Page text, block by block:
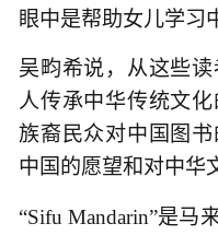
眼中是帮助女儿学习
吴畇希说，从这些
人传承中华传统文
族裔民众对中国图
中国的愿望和对中华
“Sifu Mandarin”是马